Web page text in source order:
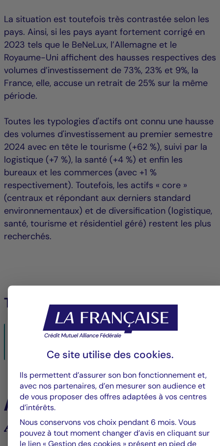
La situation est toutefois très contrastée selon les
pays. Ainsi, si les pays ayant fortement corrigé en
2023 tels que le BeNeLux, l’Allemagne et le
Royaume-Uni affichent des hausses respectives des
volumes d’investissement de 73%, 23% et 9%, la
France, elle, accuse un retrait de 25% sur la même
période.
Toutes les typologies d'actifs ont connu une hausse
des volumes d'investissement au premier semestre
2024 avec en tête le tourisme (+62 %), suivi par la
logistique (+7 %), la santé (+4 %) et enfin les
bureaux et les commerces (avec +1 %
respectivement). Toutefois, les actifs « core »
(centraux et répondant aux derniers standard
environnementaux) et de diversification (logistique,
santé, tourisme et résidentiel géré) restent les plus
recherchés.
Télécharger le fichier PDF
Marché immobilier d’entreprise européen – Des signes
18/09/2024- PDF381 KO
À la une
Analyses et tendances des marchés
Ce site utilise des cookies.
Ils permettent d’assurer son bon fonctionnement et,
avec nos partenaires, d’en mesurer son audience et
de vous proposer des offres adaptées à vos centres
d’intérêts.
Nous conservons vos choix pendant 6 mois. Vous
pouvez à tout moment changer d’avis en cliquant sur
le lien « Gestion des cookies » présent en pied de